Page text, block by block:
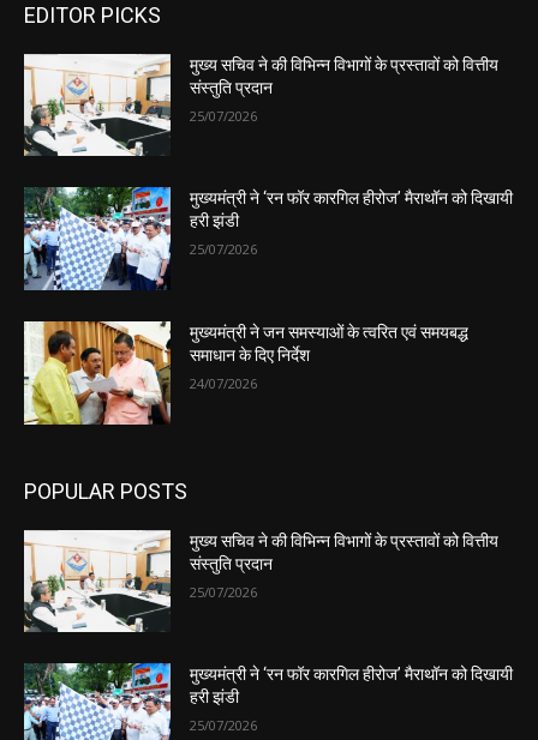
EDITOR PICKS
मुख्य सचिव ने की विभिन्न विभागों के प्रस्तावों को वित्तीय
संस्तुति प्रदान
25/07/2026
मुख्यमंत्री ने ‘रन फॉर कारगिल हीरोज’ मैराथॉन को दिखायी
हरी झंडी
25/07/2026
मुख्यमंत्री ने जन समस्याओं के त्वरित एवं समयबद्ध
समाधान के दिए निर्देश
24/07/2026
POPULAR POSTS
मुख्य सचिव ने की विभिन्न विभागों के प्रस्तावों को वित्तीय
संस्तुति प्रदान
25/07/2026
मुख्यमंत्री ने ‘रन फॉर कारगिल हीरोज’ मैराथॉन को दिखायी
हरी झंडी
25/07/2026